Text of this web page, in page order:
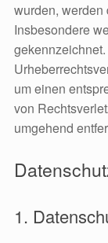
wurden, werden
Insbesondere
um einen
von
umgehend
1.